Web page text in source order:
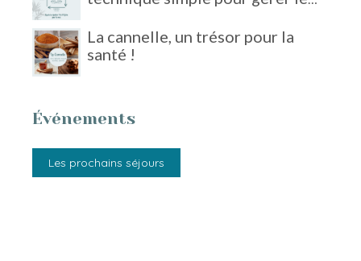
La cannelle, un trésor pour la
santé !
Événements
Les prochains séjours